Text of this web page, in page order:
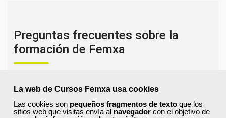
La web de Cursos Femxa usa cookies
Las cookies son pequeños fragmentos de texto que los
sitios web que visitas envía al navegador con el objetivo de
Preguntas frecuentes sobre la
formación de Femxa
formación, metodología, equipo docente y ventajas